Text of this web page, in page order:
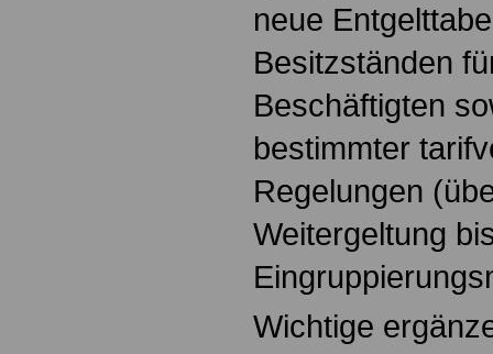
neue
Besitzständen
Beschäftigten
bestimmter
Regelungen
Weitergeltung
Wichtige